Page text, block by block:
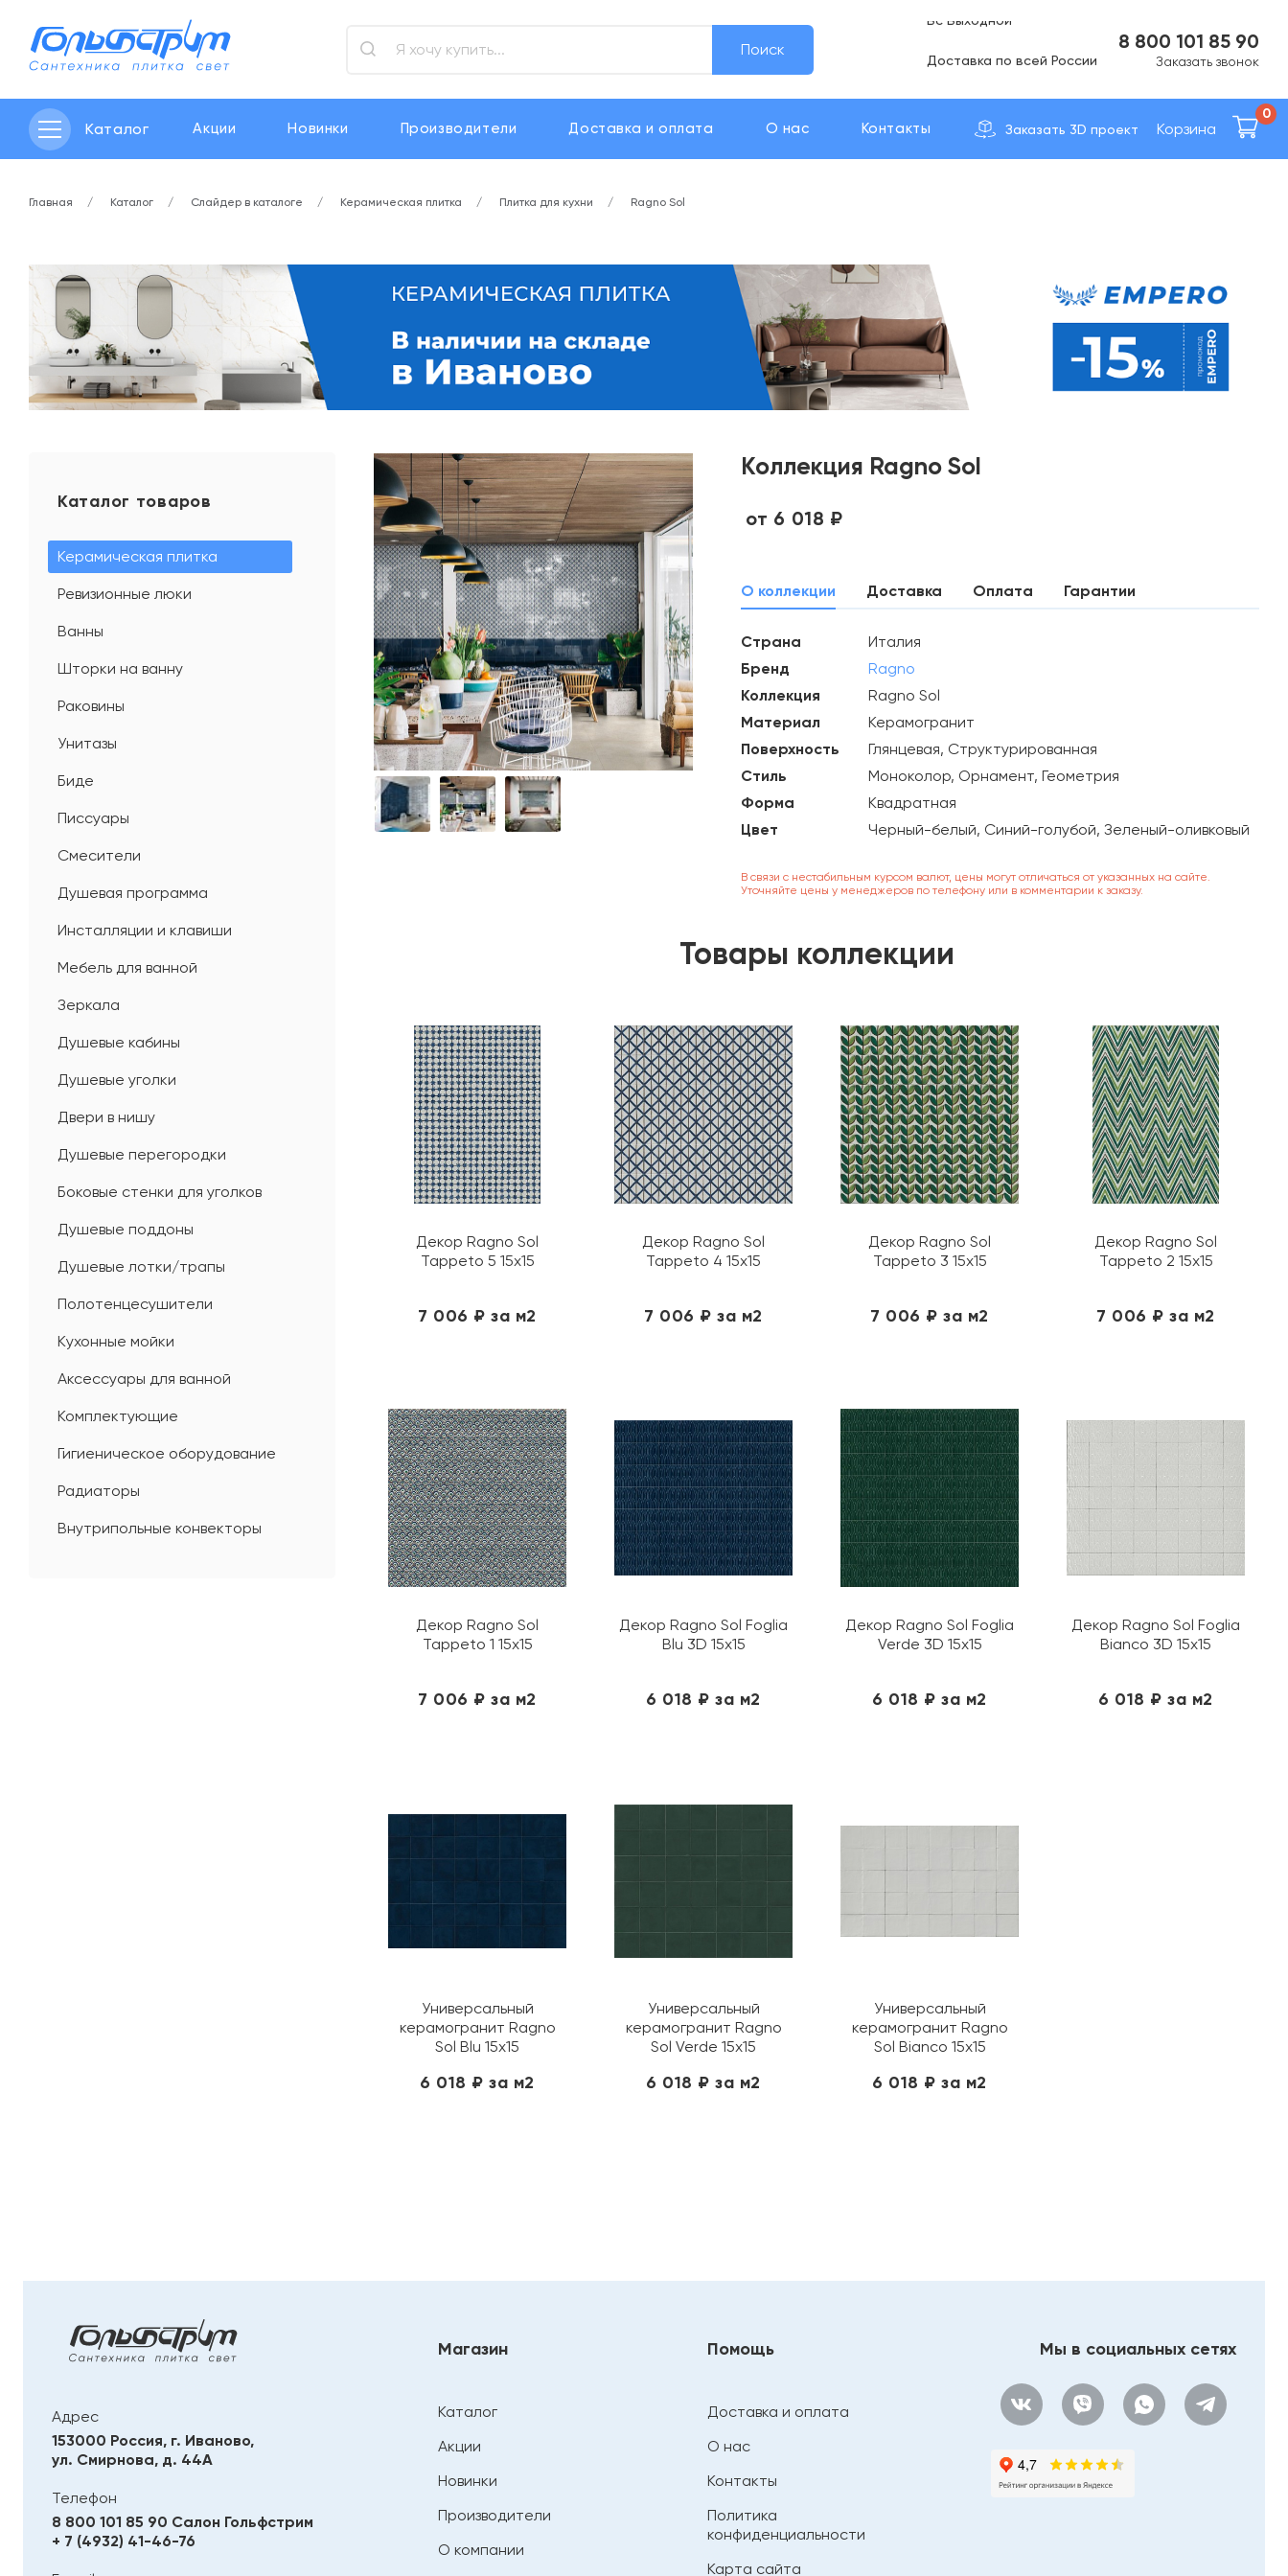
Поиск 8 800 101 85 90
Заказать звонок
Каталог Акции Новинки Производители Доставка и оплата О нас Контакты Заказать 3D проект Корзина
0
Главная Каталог Слайдер в каталоге Керамическая плитка Плитка для кухни Ragno Sol
Каталог товаров
Керамическая плитка
Ревизионные люки
Ванны
Шторки на ванну
Раковины
Унитазы
Биде
Писсуары
Смесители
Душевая программа
Инсталляции и клавиши
Мебель для ванной
Зеркала
Душевые кабины
Душевые уголки
Двери в нишу
Душевые перегородки
Боковые стенки для уголков
Душевые поддоны
Душевые лотки/трапы
Полотенцесушители
Кухонные мойки
Аксессуары для ванной
Комплектующие
Гигиеническое оборудование
Радиаторы
Внутрипольные конвекторы
Коллекция Ragno Sol
от 6 018 ₽
О коллекции Доставка Оплата Гарантии
Страна
Италия
Бренд
Ragno
Коллекция
Ragno Sol
Материал
Керамогранит
Поверхность
Глянцевая, Структурированная
Стиль
Моноколор, Орнамент, Геометрия
Форма
Квадратная
Цвет
Черный-белый, Синий-голубой, Зеленый-оливковый
В связи с нестабильным курсом валют, цены могут отличаться от указанных на сайте.
Уточняйте цены у менеджеров по телефону или в комментарии к заказу.
Товары коллекции
Декор Ragno Sol
Tappeto 5 15х15
7 006 ₽ за м2
Декор Ragno Sol
Tappeto 4 15х15
7 006 ₽ за м2
Декор Ragno Sol
Tappeto 3 15х15
7 006 ₽ за м2
Декор Ragno Sol
Tappeto 2 15х15
7 006 ₽ за м2
Декор Ragno Sol
Tappeto 1 15х15
7 006 ₽ за м2
Декор Ragno Sol Foglia
Blu 3D 15х15
6 018 ₽ за м2
Декор Ragno Sol Foglia
Verde 3D 15х15
6 018 ₽ за м2
Декор Ragno Sol Foglia
Bianco 3D 15х15
6 018 ₽ за м2
Универсальный
керамогранит Ragno
Sol Blu 15х15
6 018 ₽ за м2
Универсальный
керамогранит Ragno
Sol Verde 15х15
6 018 ₽ за м2
Универсальный
керамогранит Ragno
Sol Bianco 15х15
6 018 ₽ за м2
Адрес
153000 Россия, г. Иваново,
ул. Смирнова, д. 44А
Телефон
8 800 101 85 90 Салон Гольфстрим
+ 7 (4932) 41-46-76
Магазин
Каталог
Акции
Новинки
Производители
О компании
Помощь
Доставка и оплата
О нас
Контакты
Политика
конфиденциальности
Карта сайта
Мы в социальных сетях